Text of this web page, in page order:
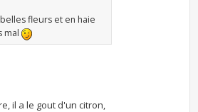
fleurs et en haie
mal
il a le gout d'un citron,